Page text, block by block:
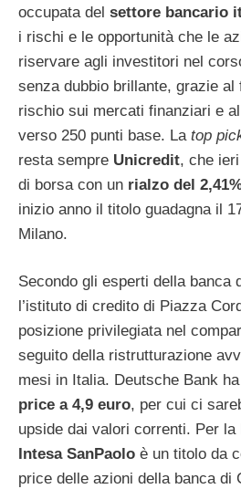
occupata del settore bancario
i rischi e le opportunità che le
riservare agli investitori nel
senza dubbio brillante, grazie al
rischio sui mercati finanziari e
verso 250 punti base. La top
resta sempre Unicredit, che
di borsa con un rialzo del
inizio anno il titolo guadagna il
Milano.
Secondo gli esperti della banca
l’istituto di credito di Piazza
posizione privilegiata nel
seguito della ristrutturazione
mesi in Italia. Deutsche Bank
price a 4,9 euro, per cui ci
upside dai valori correnti. Per la
Intesa SanPaolo è un titolo da
price delle azioni della banca di